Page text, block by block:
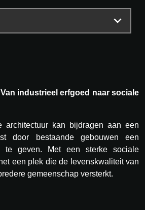
industrieel erfgoed naar sociale
architectuur kan bijdragen aan een
door bestaande gebouwen een
te geven. Met een sterke sociale
een plek die de levenskwaliteit van
gemeenschap versterkt.